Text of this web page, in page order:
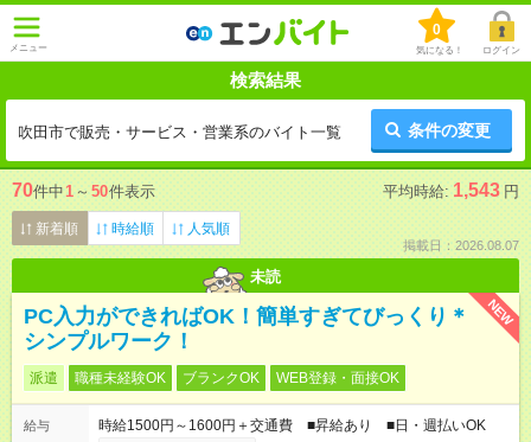
メニュー
0
気になる！ ログイン
検索結果
吹田市で販売・サービス・営業系のバイト一覧 条件の変更
70件中1 ～ 50件表示 平均時給: 1,543 円
新着順 時給順 人気順
掲載日：2026.08.07
未読
NEW
PC入力ができればOK！簡単すぎてびっくり＊
シンプルワーク！
派遣 職種未経験OK ブランクOK WEB登録・面接OK
給与
時給1500円～1600円＋交通費 ■昇給あり ■日・週払いOK